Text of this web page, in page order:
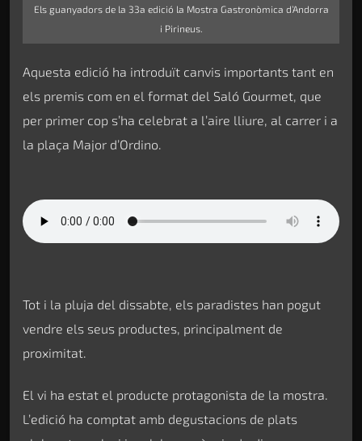
Els guanyadors de la 33a edició la Mostra Gastronòmica d’Andorra
i Pirineus.
Aquesta edició ha introduït canvis importants tant en
els premis com en el format del Saló Gourmet, que
per primer cop s’ha celebrat a l’aire lliure, al carrer i a
la plaça Major d’Ordino.
Tot i la pluja del dissabte, els paradistes han pogut
vendre els seus productes, principalment de
proximitat.
El vi ha estat el producte protagonista de la mostra.
L’edició ha comptat amb degustacions de plats